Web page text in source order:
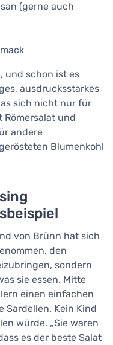
(gerne auch
und schon ist es
ausdrucksstarkes
sich nicht nur für
Römersalat und
andere
Blumenkohl
von Brünn hat sich
den
sondern
sie essen. Mitte
einen einfachen
Sardellen. Kein Kind
würde. „Sie waren
es der beste Salat